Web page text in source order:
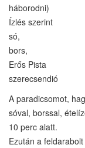
háborodni)
Ízlés szerint
só,
bors,
Erős Pista
szerecsendió
A paradicsomot,
sóval, borssal,
10 perc alatt.
Ezután a